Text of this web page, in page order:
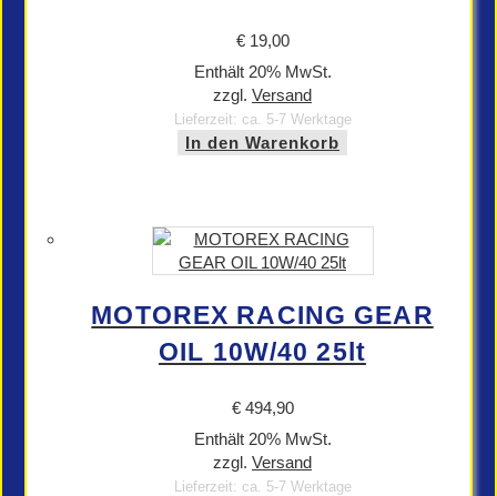
€19,00
Enthält 20% MwSt.
zzgl. Versand
Lieferzeit: ca. 5-7 Werktage
In den Warenkorb
MOTOREX RACING GEAR
OIL 10W/40 25lt
€494,90
Enthält 20% MwSt.
zzgl. Versand
Lieferzeit: ca. 5-7 Werktage